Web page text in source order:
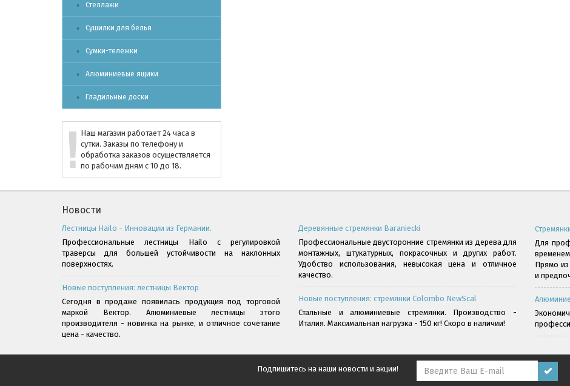
Стеллажи
Сушилки для белья
Сумки-тележки
Алюминиевые ящики
Гладильные доски
Наш магазин работает 24 часа в
сутки. Заказы по телефону и
обработка заказов осуществляется
по рабочим дням с 10 до 18.
Новости
Лестницы Hailo - Инновации из Германии.
Профессиональные лестницы Hailo с регулировкой
траверсы для большей устойчивости на наклонных
поверхностях.
Новые поступления: лестницы Вектор
Сегодня в продаже появилась продукция под торговой
маркой Вектор. Алюминиевые лестницы этого
производителя - новинка на рынке, и отличное сочетание
цена - качество.
Деревянные стремянки Baraniecki
Профессиональные двусторонние стремянки из дерева для
монтажных, штукатурных, покрасочных и других работ.
Удобство использования, невысокая цена и отличное
качество.
Новые поступления: стремянки Colombo NewScal
Стальные и алюминиевые стремянки. Производство -
Италия. Максимальная нагрузка - 150 кг! Скоро в наличии!
Для
Прямо
и
Подпишитесь на наши новости и акции!